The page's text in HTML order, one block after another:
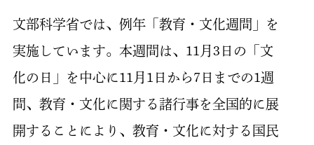
文部科学省では、例年「教育・文化週間」を
実施しています。本週間は、11月3日の「文
化の日」を中心に11月1日から7日までの1週
間、教育・文化に関する諸行事を全国的に展
開することにより、教育・文化に対する国民